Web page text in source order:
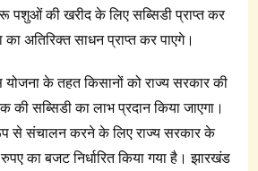
की खरीद के लिए सब्सिडी प्राप्त कर
अतिरिक्त साधन प्राप्त कर पाएगे।
के तहत किसानों को राज्य सरकार की
सब्सिडी का लाभ प्रदान किया जाएगा।
से संचालन करने के लिए राज्य सरकार के
का बजट निर्धारित किया गया है। झारखंड